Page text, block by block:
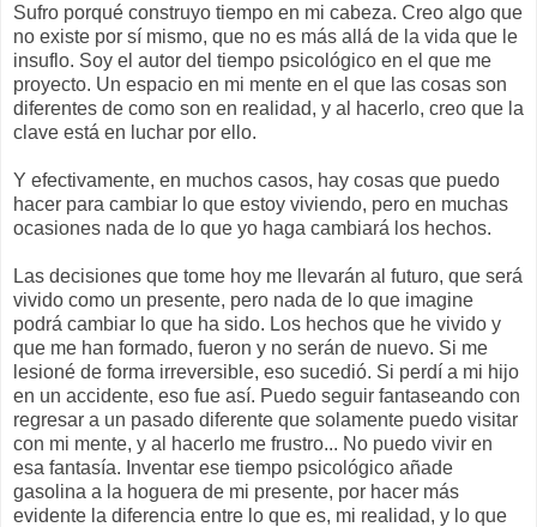
Sufro porqué construyo tiempo en mi cabeza. Creo algo que
no existe por sí mismo, que no es más allá de la vida que le
insuflo. Soy el autor del tiempo psicológico en el que me
proyecto. Un espacio en mi mente en el que las cosas son
diferentes de como son en realidad, y al hacerlo, creo que la
clave está en luchar por ello.
Y efectivamente, en muchos casos, hay cosas que puedo
hacer para cambiar lo que estoy viviendo, pero en muchas
ocasiones nada de lo que yo haga cambiará los hechos.
Las decisiones que tome hoy me llevarán al futuro, que será
vivido como un presente, pero nada de lo que imagine
podrá cambiar lo que ha sido. Los hechos que he vivido y
que me han formado, fueron y no serán de nuevo. Si me
lesioné de forma irreversible, eso sucedió. Si perdí a mi hijo
en un accidente, eso fue así. Puedo seguir fantaseando con
regresar a un pasado diferente que solamente puedo visitar
con mi mente, y al hacerlo me frustro... No puedo vivir en
esa fantasía. Inventar ese tiempo psicológico añade
gasolina a la hoguera de mi presente, por hacer más
evidente la diferencia entre lo que es, mi realidad, y lo que